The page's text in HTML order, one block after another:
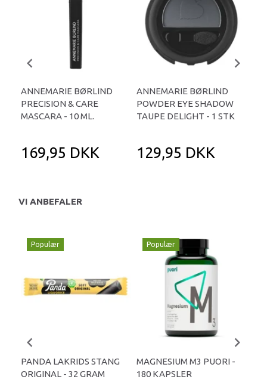
ANNEMARIE BØRLIND
PRECISION & CARE
MASCARA - 10 ML.
169,95 DKK
ANNEMARIE BØRLIND
POWDER EYE SHADOW
TAUPE DELIGHT - 1 STK
129,95 DKK
VI ANBEFALER
Populær
PANDA LAKRIDS STANG
ORIGINAL - 32 GRAM
Populær
MAGNESIUM M3 PUORI -
180 KAPSLER